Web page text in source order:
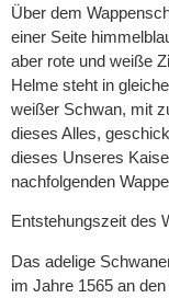
Über dem
einer Seite
aber rote und weiße
Helme steht in
weißer Schwan, mit
dieses Alles,
dieses Unseres
nachfolgenden
Entstehungszeit des
Das adelige
im Jahre 1565 an